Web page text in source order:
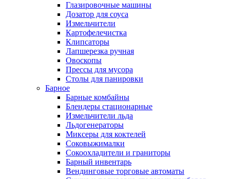
Глазировочные машины
Дозатор для соуса
Измельчители
Картофелечистка
Клипсаторы
Лапшерезка ручная
Овоскопы
Прессы для мусора
Столы для панировки
Барное
Барные комбайны
Блендеры стационарные
Измельчители льда
Льдогенераторы
Миксеры для коктелей
Соковыжималки
Сокоохладители и граниторы
Барный инвентарь
Вендинговые торговые автоматы